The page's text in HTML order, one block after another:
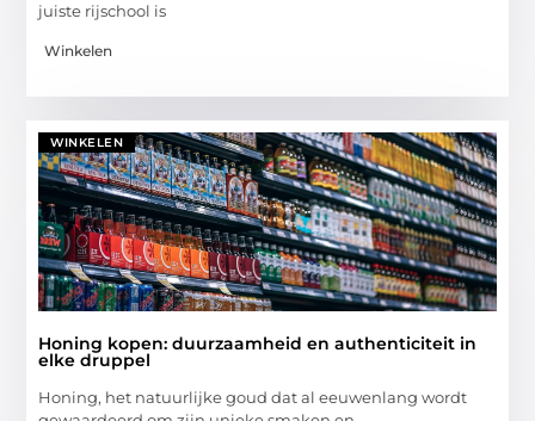
juiste rijschool is
Winkelen
WINKELEN
Honing kopen: duurzaamheid en authenticiteit in
elke druppel
Honing, het natuurlijke goud dat al eeuwenlang wordt